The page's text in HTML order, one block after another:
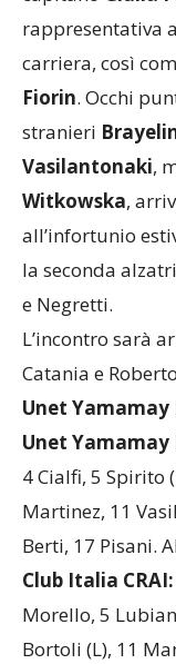
palleggiatrice
capitanoGiulia
rappresentativa
carriera, così
Fiorin. Occhi
stranieri
Vasilantonaki,
Witkowska,
all’infortunio
la seconda
e Negretti.
L’incontro sarà
Catania e
Unet Yamamay
Unet
4 Cialfi, 5 Spirito
Martinez, 11
Berti, 17 Pisani.
Club Italia